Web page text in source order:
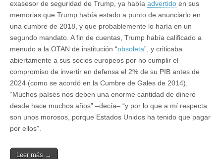
exasesor de seguridad de Trump, ya había advertido en sus
memorias que Trump había estado a punto de anunciarlo en
una cumbre de 2018, y que probablemente lo haría en un
segundo mandato. A fin de cuentas, Trump había calificado a
menudo a la OTAN de institución “obsoleta”, y criticaba
abiertamente a sus socios europeos por no cumplir el
compromiso de invertir en defensa el 2% de su PIB antes de
2024 (como se acordó en la Cumbre de Gales de 2014).
“Muchos países nos deben una enorme cantidad de dinero
desde hace muchos años” –decía– “y por lo que a mí respecta
son unos morosos, porque Estados Unidos ha tenido que pagar
por ellos”.
Leer más →